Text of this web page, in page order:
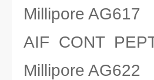
Millipore AG617
AIF CONT
Millipore AG622